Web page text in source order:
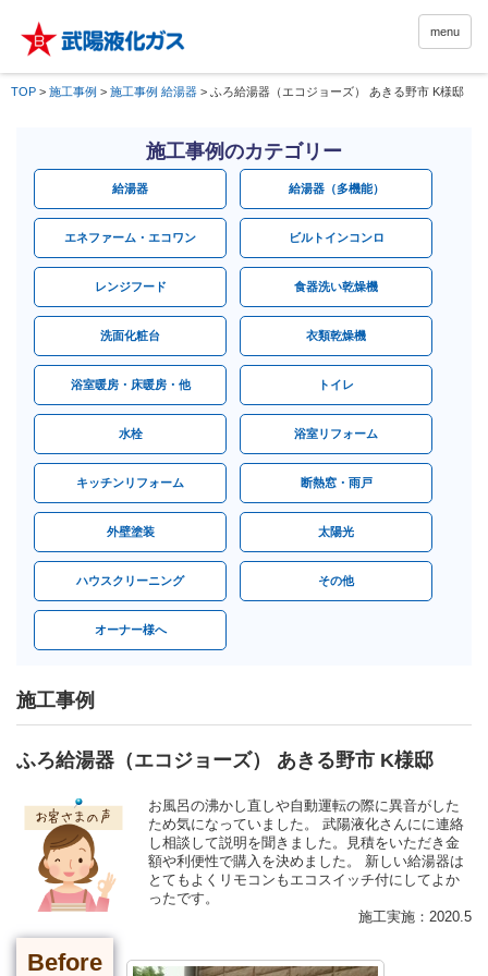
menu
TOP > 施工事例 > 施工事例 給湯器 > ふろ給湯器（エコジョーズ） あきる野市 K様邸
施工事例のカテゴリー
給湯器 給湯器（多機能）
エネファーム・エコワン ビルトインコンロ
レンジフード 食器洗い乾燥機
洗面化粧台 衣類乾燥機
浴室暖房・床暖房・他 トイレ
水栓 浴室リフォーム
キッチンリフォーム 断熱窓・雨戸
外壁塗装 太陽光
ハウスクリーニング その他
オーナー様へ
施工事例
ふろ給湯器（エコジョーズ） あきる野市 K様邸
お風呂の沸かし直しや自動運転の際に異音がした
ため気になっていました。 武陽液化さんにに連絡
し相談して説明を聞きました。見積をいただき金
額や利便性で購入を決めました。 新しい給湯器は
とてもよくリモコンもエコスイッチ付にしてよか
ったです。
施工実施：2020.5
Before